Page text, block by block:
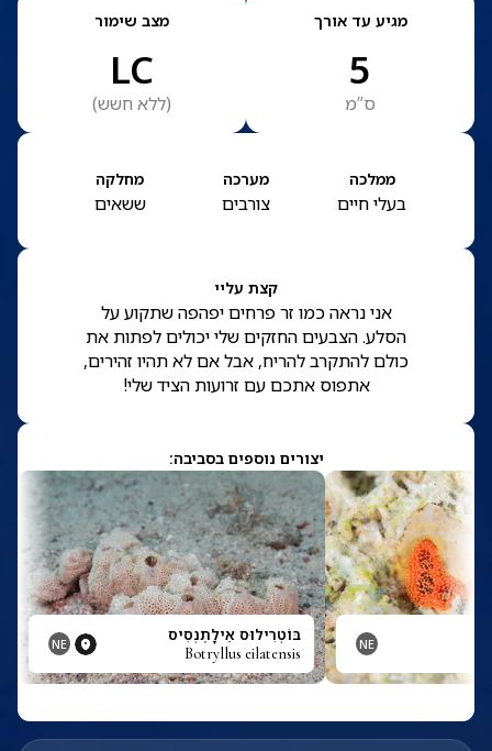
מגיע עד אורך
5
ס”מ
מצב שימור
LC
(ללא חשש)
ממלכה
בעלי חיים
מערכה
צורבים
מחלקה
ששאים
קצת עליי
אני נראה כמו זר פרחים יפהפה שתקוע על
הסלע. הצבעים החזקים שלי יכולים לפתות את
כולם להתקרב להריח, אבל אם לא תהיו זהירים,
אתפוס אתכם עם זרועות הציד שלי!
יצורים נוספים בסביבה:
NE בּוֹטְרִילוּס אֵילָתֶנְסִיס
Botryllus eilatensis
NE